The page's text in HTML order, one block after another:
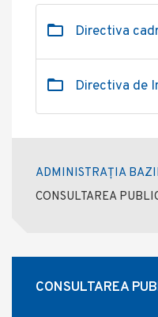
Directiva
Directiva de
ADMINISTRAȚIA
CONSULTAREA
CONSULTAREA